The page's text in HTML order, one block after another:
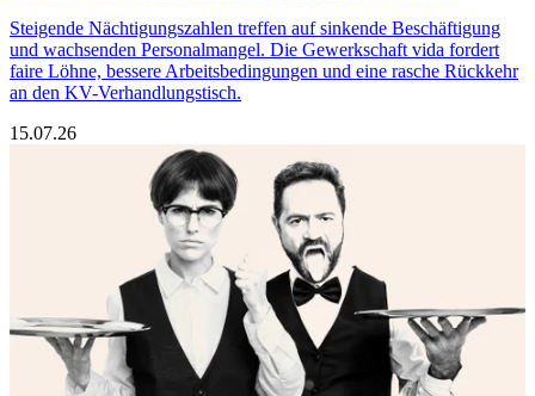
Steigende Nächtigungszahlen treffen auf sinkende Beschäftigung
und wachsenden Personalmangel. Die Gewerkschaft vida fordert
faire Löhne, bessere Arbeitsbedingungen und eine rasche Rückkehr
an den KV-Verhandlungstisch.
15.07.26